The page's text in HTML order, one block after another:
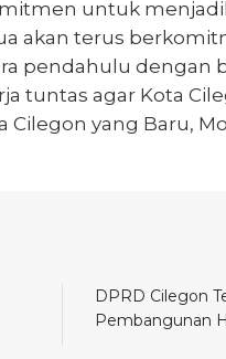
untuk
akan terus
pendahulu dengan
tuntas agar Kota
Cilegon yang Baru,
DPRD Cilegon
Pembangunan